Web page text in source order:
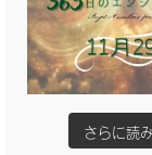
さらに読